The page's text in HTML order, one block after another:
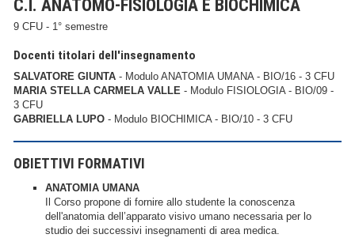
C.I. ANATOMO-FISIOLOGIA E BIOCHIMICA
9 CFU - 1° semestre
Docenti titolari dell'insegnamento
SALVATORE GIUNTA - Modulo ANATOMIA UMANA - BIO/16 - 3 CFU
MARIA STELLA CARMELA VALLE - Modulo FISIOLOGIA - BIO/09 -
3 CFU
GABRIELLA LUPO - Modulo BIOCHIMICA - BIO/10 - 3 CFU
OBIETTIVI FORMATIVI
ANATOMIA UMANA
Il Corso propone di fornire allo studente la conoscenza
dell'anatomia dell’apparato visivo umano necessaria per lo
studio dei successivi insegnamenti di area medica.